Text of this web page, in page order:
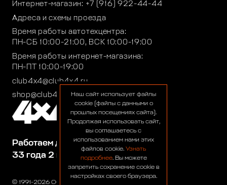
© 1991-2026 ООО «Сервис 4х4»
Работаем для вас:
33 года 2 месяца 22 дня
Интернет-магазин: +7 (916) 922-44-44
Адреса и схемы проезда
Время работы автотехцентра:
ПН-СБ 10:00-21:00, ВСК 10:00-19:00
Время работы интернет-магазина:
ПН-ПТ 10:00-19:00
club4x4@club4x4.ru
shop@club4x4.ruНаш сайт использует файлы
cookie (файлы с данными о
прошлых посещениях сайта).
Продолжая использовать сайт,
вы соглашаетесь с
использованием нами этих
файлов cookie. Узнать
подробнее. Вы можете
запретить сохранение cookie в
настройках своего браузера.